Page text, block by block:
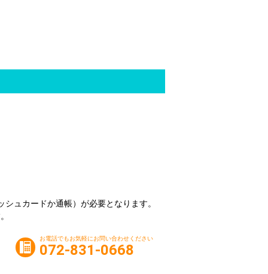
ュカードか通帳）が必要となります。
お電話でもお気軽にお問い合わせください
072-831-0668